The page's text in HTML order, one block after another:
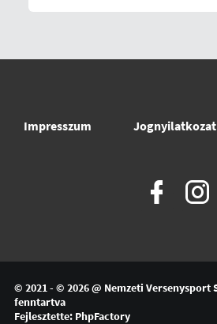
Impresszum Jognyilatkozat
© 2021 - © 2026 @ Nemzeti Versenysport
fenntartva
Fejlesztette: PhpFactory